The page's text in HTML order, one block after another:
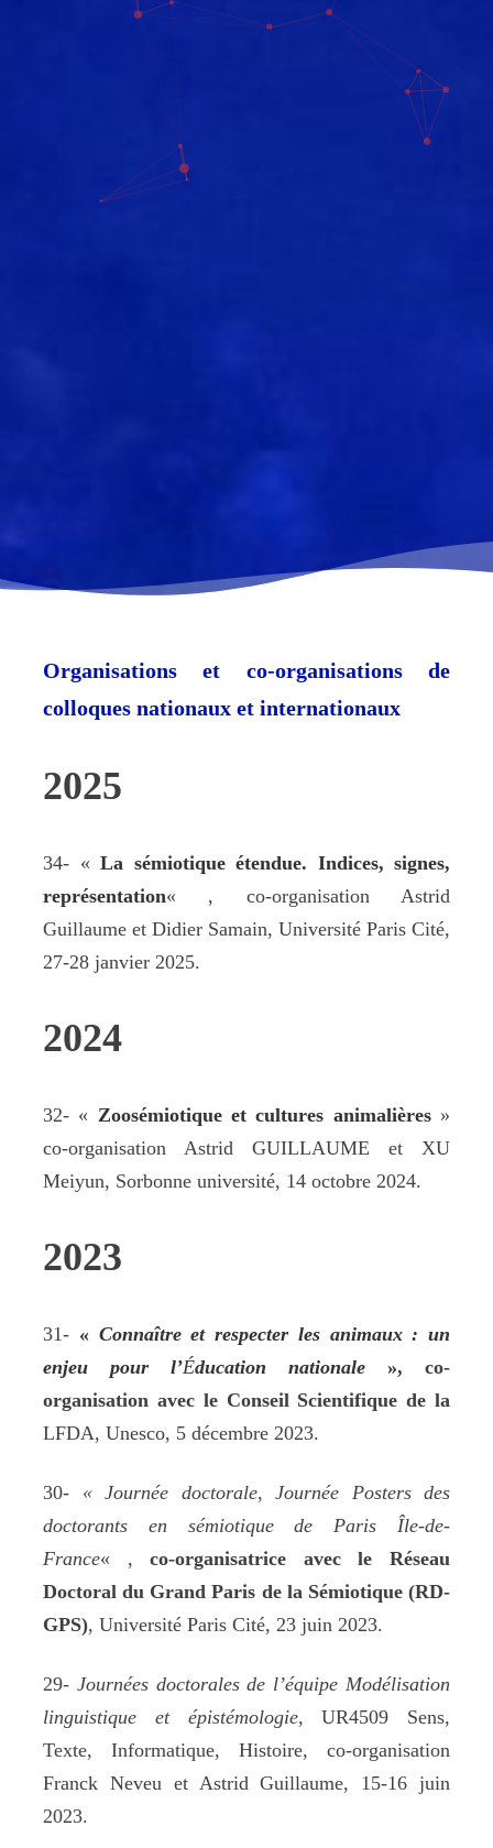
Organisations et co-organisations de
colloques nationaux et internationaux
2025
34- « La sémiotique étendue. Indices, signes,
représentation« , co-organisation Astrid
Guillaume et Didier Samain, Université Paris Cité,
27-28 janvier 2025.
2024
32- « Zoosémiotique et cultures animalières»
co-organisation Astrid GUILLAUME et XU
Meiyun, Sorbonne université, 14 octobre 2024.
2023
31- « Connaître et respecter les animaux : un
enjeu pour l’Éducation nationale », co-
organisation avec le Conseil Scientifique de la
LFDA, Unesco, 5 décembre 2023.
30- « Journée doctorale, Journée Posters des
doctorants en sémiotique de Paris Île-de-
France« ,co-organisatrice avec le Réseau
Doctoral du Grand Paris de la Sémiotique (RD-
GPS), Université Paris Cité, 23 juin 2023.
29- Journées doctorales de l’équipe Modélisation
linguistique et épistémologie, UR4509 Sens,
Texte, Informatique, Histoire, co-organisation
Franck Neveu et Astrid Guillaume, 15-16 juin
2023.